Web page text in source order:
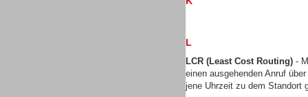
L
LCR (Least Cost Routing) -
einen ausgehenden Anruf
jene Uhrzeit zu dem Standort